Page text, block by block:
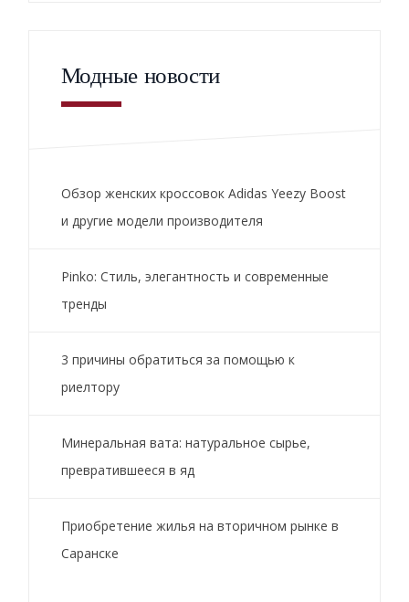
Модные новости
Обзор женских кроссовок Adidas Yeezy Boost
и другие модели производителя
Pinko: Стиль, элегантность и современные
тренды
3 причины обратиться за помощью к
риелтору
Минеральная вата: натуральное сырье,
превратившееся в яд
Приобретение жилья на вторичном рынке в
Саранске